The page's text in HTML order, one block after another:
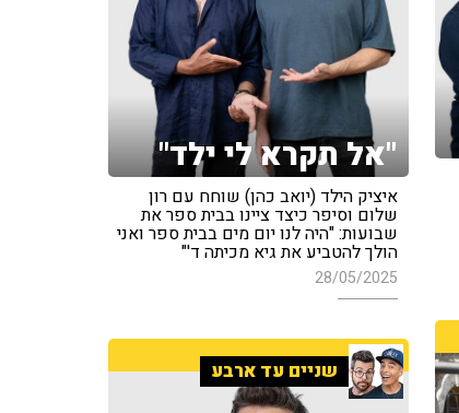
"אל תקרא לי ילד"
איציק הילד (יואב כהן) שוחח עם רון
שלום וסיפר כיצד ציינו בבית ספר את
שבועות: "היה לנו יום מים בבית ספר ואני
הולך להטביע את גיא מכיתה ד'"
28/05/2025
שניים עד ארבע